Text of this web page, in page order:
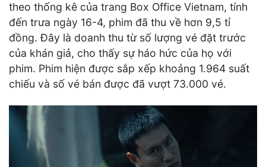
theo thống kê của trang Box Office Vietnam, tính
đến trưa ngày 16-4, phim đã thu về hơn 9,5 tỉ
đồng. Đây là doanh thu từ số lượng vé đặt trước
của khán giả, cho thấy sự háo hức của họ với
phim. Phim hiện được sắp xếp khoảng 1.964 suất
chiếu và số vé bán được đã vượt 73.000 vé.